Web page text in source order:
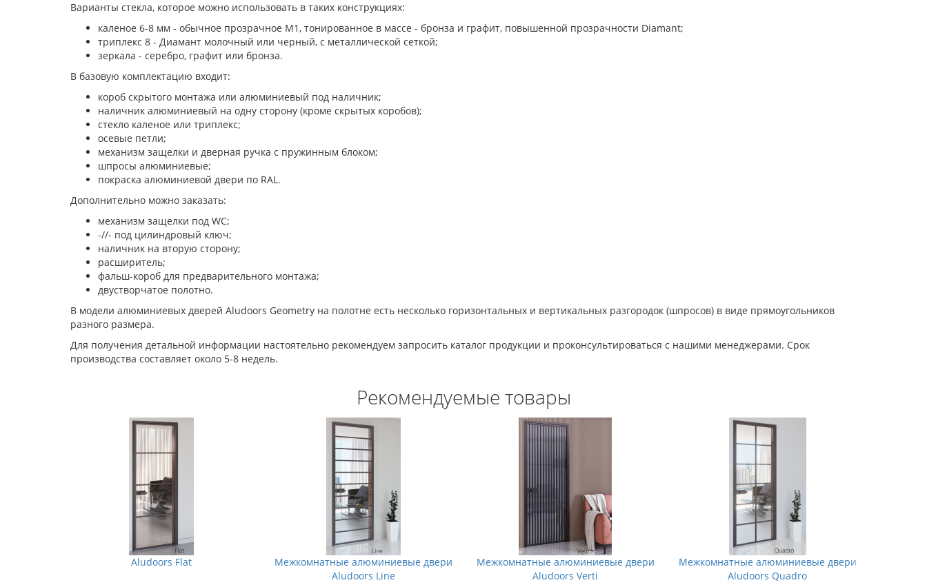
Варианты стекла, которое можно использовать в таких конструкциях:
каленое 6-8 мм - обычное прозрачное М1, тонированное в массе - бронза и графит, повышенной прозрачности Diamant;
триплекс 8 - Диамант молочный или черный, с металлической сеткой;
зеркала - серебро, графит или бронза.
В базовую комплектацию входит:
короб скрытого монтажа или алюминиевый под наличник;
наличник алюминиевый на одну сторону (кроме скрытых коробов);
стекло каленое или триплекс;
осевые петли;
механизм защелки и дверная ручка с пружинным блоком;
шпросы алюминиевые;
покраска алюминиевой двери по RAL.
Дополнительно можно заказать:
механизм защелки под WC;
-//- под цилиндровый ключ;
наличник на вторую сторону;
расширитель;
фальш-короб для предварительного монтажа;
двустворчатое полотно.
В модели алюминиевых дверей Aludoors Geometry на полотне есть несколько горизонтальных и вертикальных разгородок (шпросов) в виде прямоугольников
разного размера.
Для получения детальной информации настоятельно рекомендуем запросить каталог продукции и проконсультироваться с нашими менеджерами. Срок
производства составляет около 5-8 недель.
Рекомендуемые товары
Aludoors Flat
Межкомнатные алюминиевые двери
Aludoors Line
Межкомнатные алюминиевые двери
Aludoors Verti
Межкомнатные алюминиевые двери
Aludoors Quadro